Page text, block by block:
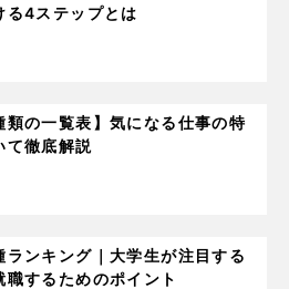
る4ステップとは
類の一覧表】気になる仕事の特
て徹底解説
ランキング｜大学生が注目する
職するためのポイント